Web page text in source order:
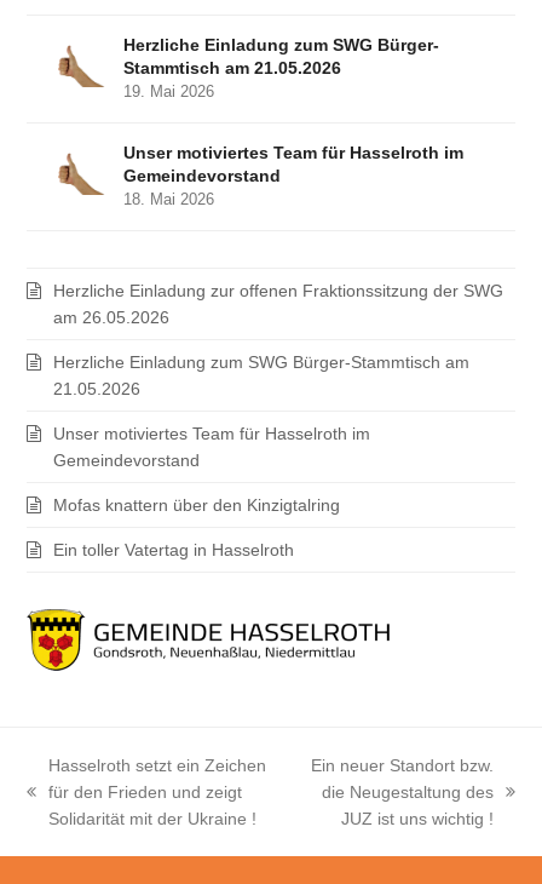
Herzliche Einladung zum SWG Bürger-
Stammtisch am 21.05.2026
19. Mai 2026
Unser motiviertes Team für Hasselroth im
Gemeindevorstand
18. Mai 2026
Herzliche Einladung zur offenen Fraktionssitzung der SWG
am 26.05.2026
Herzliche Einladung zum SWG Bürger-Stammtisch am
21.05.2026
Unser motiviertes Team für Hasselroth im
Gemeindevorstand
Mofas knattern über den Kinzigtalring
Ein toller Vatertag in Hasselroth
Hasselroth setzt ein Zeichen
für den Frieden und zeigt
Solidarität mit der Ukraine !
Ein neuer Standort bzw.
die Neugestaltung des
JUZ ist uns wichtig !